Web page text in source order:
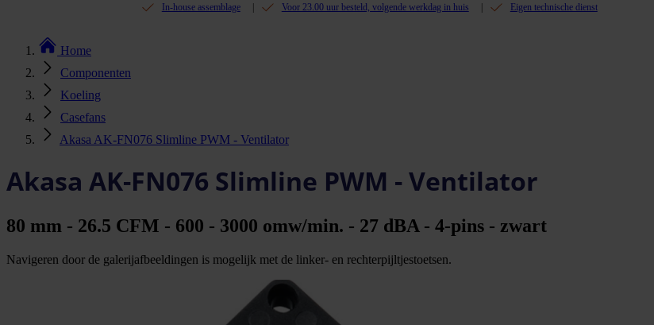
In-house assemblage Voor 23.00 uur besteld, volgende werkdag in huis Eigen technische dienst
Home
Componenten
Koeling
Casefans
Akasa AK-FN076 Slimline PWM - Ventilator
Akasa AK-FN076 Slimline PWM - Ventilator
80 mm - 26.5 CFM - 600 - 3000 omw/min. - 27 dBA - 4-pins - zwart
Navigeren door de galerijafbeeldingen is mogelijk met de linker- en rechterpijltjestoetsen.